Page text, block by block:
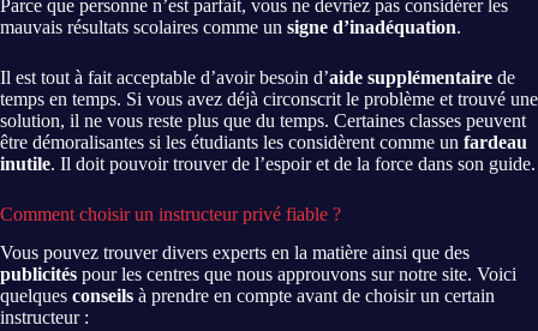
Parce que personne n’est parfait, vous ne devriez pas considérer les
mauvais résultats scolaires comme un signe d’inadéquation.
Il est tout à fait acceptable d’avoir besoin d’aide supplémentaire de
temps en temps. Si vous avez déjà circonscrit le problème et trouvé une
solution, il ne vous reste plus que du temps. Certaines classes peuvent
être démoralisantes si les étudiants les considèrent comme un fardeau
inutile. Il doit pouvoir trouver de l’espoir et de la force dans son guide.
Comment choisir un instructeur privé fiable ?
Vous pouvez trouver divers experts en la matière ainsi que des
publicités pour les centres que nous approuvons sur notre site. Voici
quelques conseils à prendre en compte avant de choisir un certain
instructeur :